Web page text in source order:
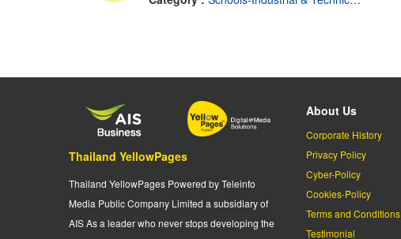
Thailand YellowPages
Thailand YellowPages Powered by Teleinfo
Media Public Company Limited a subsidiary of
AIS As a leader who never stops developing the
About Us
Corporate History
Privacy Policy
Cyber-Policy
Cookies-Policy
Terms and Conditions
Testimonial